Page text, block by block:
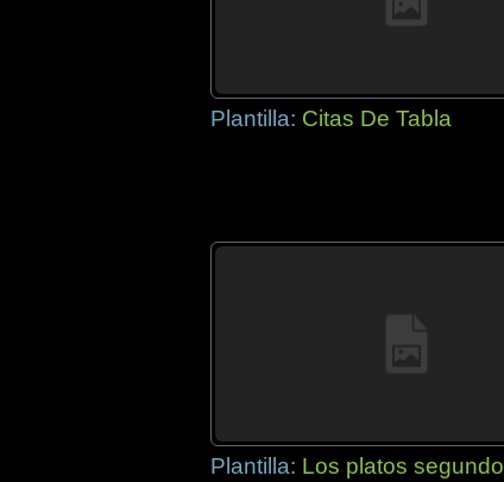
Plantilla: Citas De Tabla
Plantilla: Los platos segundo